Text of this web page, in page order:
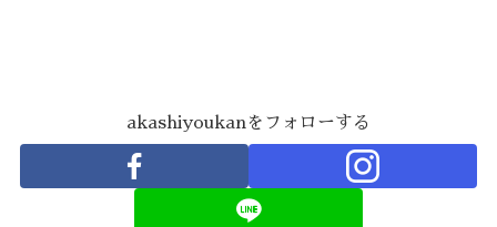
akashiyoukanをフォローする